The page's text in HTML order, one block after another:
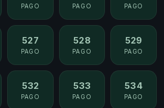
PAGO PAGO PAGO
527
PAGO
528
PAGO
529
PAGO
532
PAGO
533
PAGO
534
PAGO